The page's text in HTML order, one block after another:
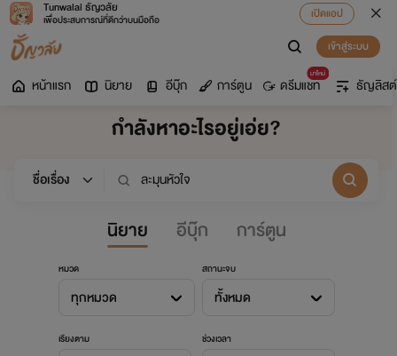
Tunwalai ธัญวลัย
เพื่อประสบการณ์ที่ดีกว่าบนมือถือ
เปิดแอป
เข้าสู่ระบบ
หน้าแรก นิยาย อีบุ๊ก การ์ตูน
มาใหม่
ดรีมแชท ธัญลิสต์
กำลังหาอะไรอยู่เอ่ย?
นิยาย อีบุ๊ก การ์ตูน
หมวด
ทุกหมวด
สถานะจบ
ทั้งหมด
เรียงตาม ช่วงเวลา